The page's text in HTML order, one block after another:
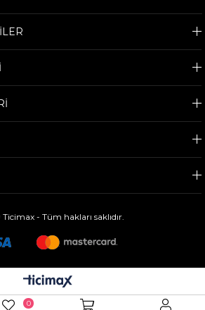
- Tüm hakları saklıdır.
0